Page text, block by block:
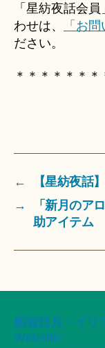
「星紡夜話会
わせは、
「お
ださい。
＊＊＊＊＊＊
←
【星紡夜話
→
「新月のア
助アイテム
船智日月・イリ
Website-